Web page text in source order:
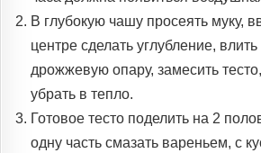
В глубокую чашу просеять муку,
центре сделать углубление,
дрожжевую опару, замесить
убрать в тепло.
Готовое тесто поделить на 2
одну часть смазать вареньем, с